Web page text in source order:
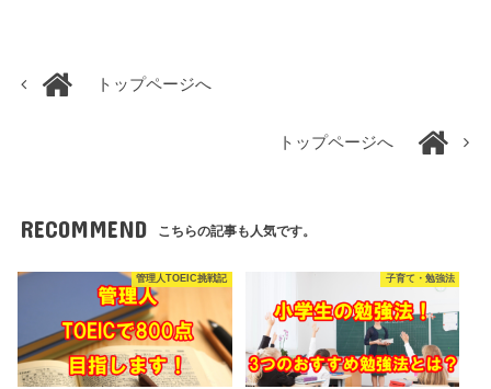
トップページへ
トップページへ
RECOMMEND こちらの記事も人気です。
管理人TOEIC挑戦記 子育て・勉強法